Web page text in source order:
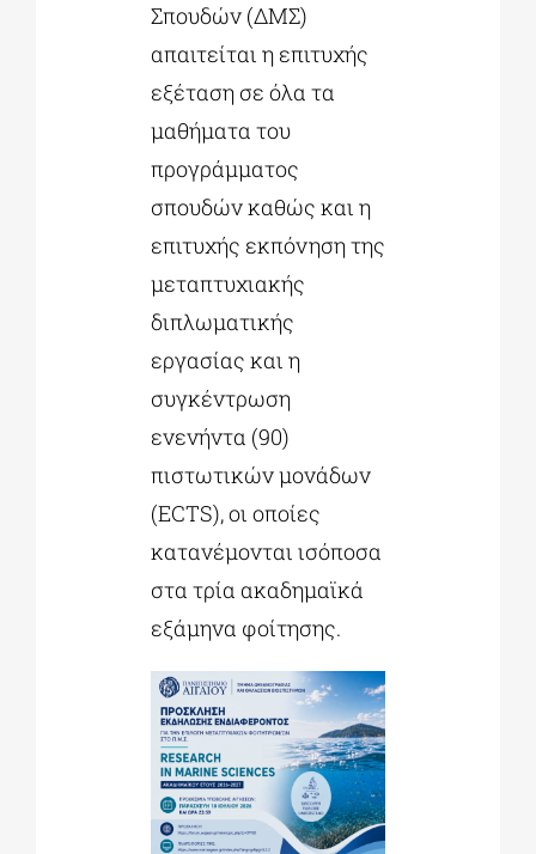
Σπουδών (ΔΜΣ)
απαιτείται η επιτυχής
εξέταση σε όλα τα
μαθήματα του
προγράμματος
σπουδών καθώς και η
επιτυχής εκπόνηση της
μεταπτυχιακής
διπλωματικής
εργασίας και η
συγκέντρωση
ενενήντα (90)
πιστωτικών μονάδων
(ECTS), οι οποίες
κατανέμονται ισόποσα
στα τρία ακαδημαϊκά
εξάμηνα φοίτησης.